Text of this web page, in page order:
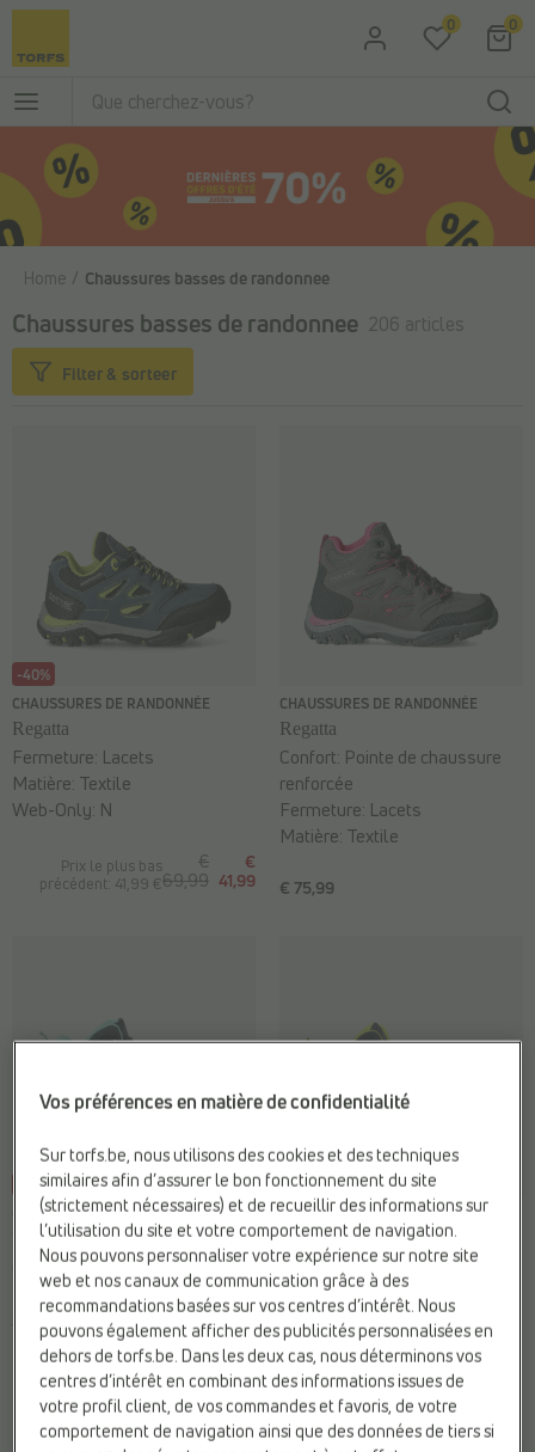
Passer au contenu principal 0 0
Home Chaussures basses de randonnee
Chaussures basses de randonnee 206 articles
Filter & sorteer
-40%
CHAUSSURES DE RANDONNÉE
Regatta
Prix le plus bas
précédent: 41,99 €
€
69,99
€
41,99
Fermeture: Lacets
Matière: Textile
Web-Only: N
CHAUSSURES DE RANDONNÉE
Regatta
€ 75,99
Confort: Pointe de chaussure
renforcée
Fermeture: Lacets
Matière: Textile
-40%
CHAUSSURES DE RANDONNÉE
Regatta
Prix le plus bas
précédent: 47,99 €79,99 47,99
Compat. Semelles Ortho.:Oui
Matière:Textile
Sexe:Garçons
CHAUSSURES DE RANDONNÉE
Regatta
€ 79,99
Confort:Respirant
Fermeture: Lacets
Sexe:Garçons
Vos préférences en matière de confidentialité
Sur torfs.be, nous utilisons des cookies et des techniques
similaires afin d’assurer le bon fonctionnement du site
(strictement nécessaires) et de recueillir des informations sur
l’utilisation du site et votre comportement de navigation.
Nous pouvons personnaliser votre expérience sur notre site
web et nos canaux de communication grâce à des
recommandations basées sur vos centres d’intérêt. Nous
pouvons également afficher des publicités personnalisées en
dehors de torfs.be. Dans les deux cas, nous déterminons vos
centres d’intérêt en combinant des informations issues de
votre profil client, de vos commandes et favoris, de votre
comportement de navigation ainsi que des données de tiers si